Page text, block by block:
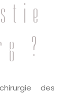
?
des